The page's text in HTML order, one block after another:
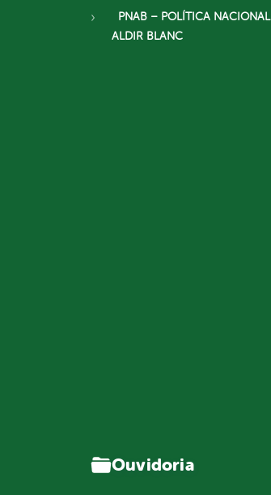
PNAB – POLÍTICA NACIONAL
ALDIR BLANC
Ouvidoria